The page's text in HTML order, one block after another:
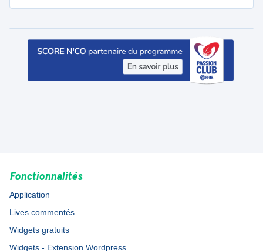
Fonctionnalités
Application
Lives commentés
Widgets gratuits
Widgets - Extension Wordpress